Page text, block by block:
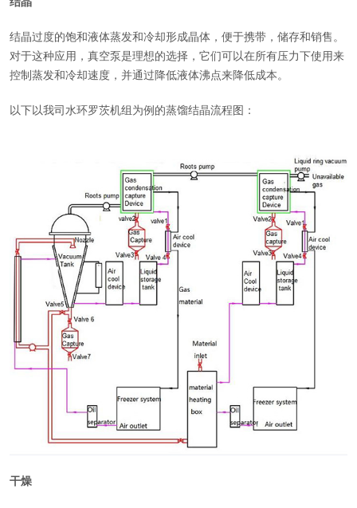
结晶过度的饱和液体蒸发和冷却形成晶体，便于携带，储存和销售。
对于这种应用，真空泵是理想的选择，它们可以在所有压力下使用来
控制蒸发和冷却速度，并通过降低液体沸点来降低成本。
以下以我司水环罗茨机组为例的蒸馏结晶流程图：
干燥